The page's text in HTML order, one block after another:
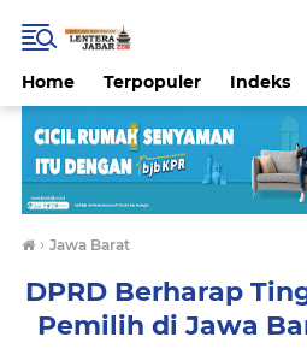
Home Terpopuler Indeks
› Jawa Barat
DPRD Berharap
Pemilih di Jawa